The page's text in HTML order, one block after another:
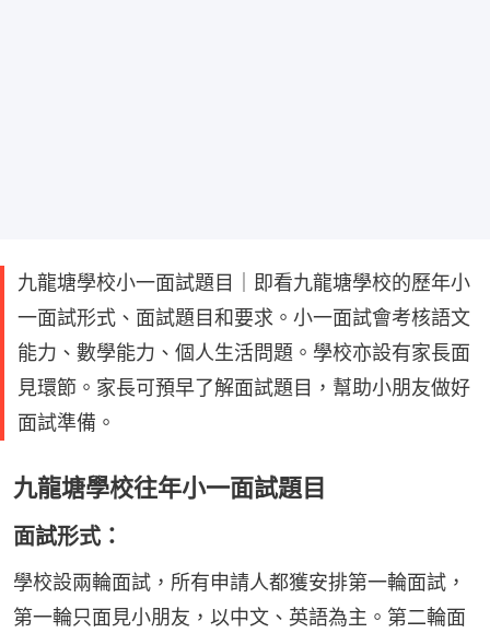
九龍塘學校小一面試題目｜即看九龍塘學校的歷年小
一面試形式、面試題目和要求。小一面試會考核語文
能力、數學能力、個人生活問題。學校亦設有家長面
見環節。家長可預早了解面試題目，幫助小朋友做好
面試準備。
九龍塘學校往年小一面試題目
面試形式：
學校設兩輪面試，所有申請人都獲安排第一輪面試，
第一輪只面見小朋友，以中文、英語為主。第二輪面